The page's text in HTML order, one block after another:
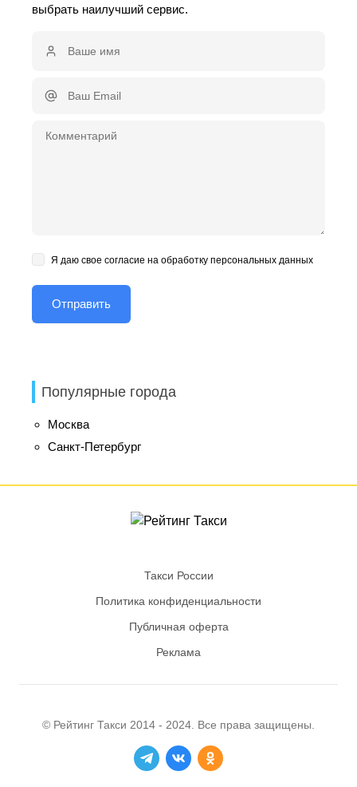
выбрать наилучший сервис.
Я даю свое согласие на обработку персональных данных
Популярные города
Москва
Санкт-Петербург
Такси России
Политика конфиденциальности
Публичная оферта
Реклама
© Рейтинг Такси 2014 - 2024. Все права защищены.